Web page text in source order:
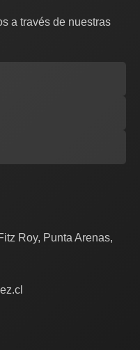
a través de nuestras
Roy, Punta Arenas,